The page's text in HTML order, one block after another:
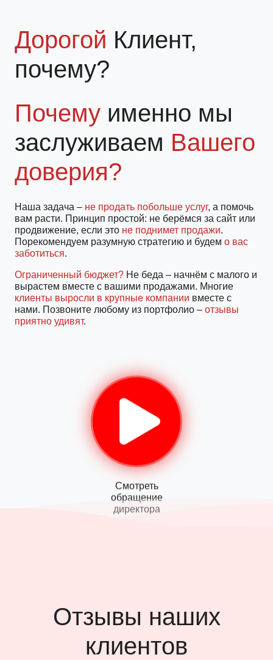
Дорогой Клиент,
почему?
Почему именно мы
заслуживаем Вашего
доверия?
Наша задача – не продать побольше услуг, а помочь
вам расти. Принцип простой: не берёмся за сайт или
продвижение, если это не поднимет продажи.
Порекомендуем разумную стратегию и будем о вас
заботиться.
Ограниченный бюджет? Не беда – начнём с малого и
вырастем вместе с вашими продажами. Многие
клиенты выросли в крупные компании вместе с
нами. Позвоните любому из портфолио – отзывы
приятно удивят.
Смотреть
обращение
директора
Отзывы наших
клиентов